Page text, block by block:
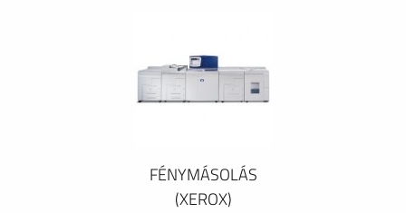
FÉNYMÁSOLÁS
(XEROX)